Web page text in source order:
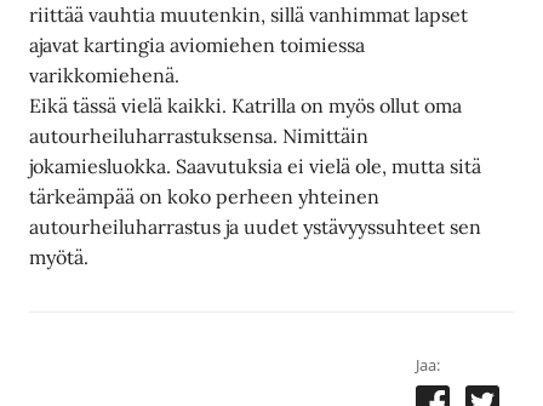
riittää vauhtia muutenkin, sillä vanhimmat lapset
ajavat kartingia aviomiehen toimiessa
varikkomiehenä.
Eikä tässä vielä kaikki. Katrilla on myös ollut oma
autourheiluharrastuksensa. Nimittäin
jokamiesluokka. Saavutuksia ei vielä ole, mutta sitä
tärkeämpää on koko perheen yhteinen
autourheiluharrastus ja uudet ystävyyssuhteet sen
myötä.
Jaa: